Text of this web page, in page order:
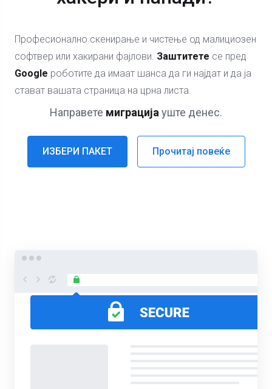
Професионално скенирање и чистење од малициозен
софтвер или хакирани фајлови. Заштитете се пред
Google роботите да имаат шанса да ги најдат и да ја
стават вашата страница на црна листа.
Направете миграција уште денес.
ИЗБЕРИ ПАКЕТ Прочитај повеќе